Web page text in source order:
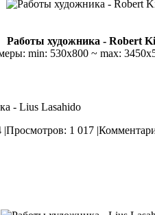
Работы художника - Robert
min: 530x800 ~ max:
- Lius Lasahido
|Просмотров: 1 017 |